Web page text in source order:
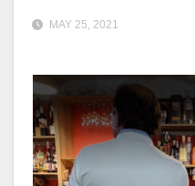
MAY 25, 2021